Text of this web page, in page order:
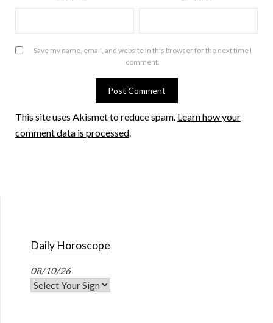
Save my name, email, and website in this browser for the next time I
comment.
This site uses Akismet to reduce spam. Learn how your
comment data is processed
Daily Horoscope
08/10/26